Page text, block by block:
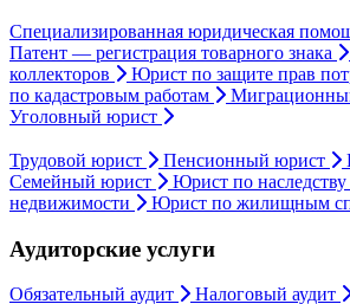
Специализированная юридическая
Патент — регистрация товарного знака
коллекторов
Юрист по защите прав
по кадастровым работам
Уголовный юрист
Трудовой юрист Пенсионный юрист
Семейный юрист
Юрист по наследству
недвижимости
Юрист по жилищным
Аудиторские услуги
Обязательный аудит Налоговый аудит